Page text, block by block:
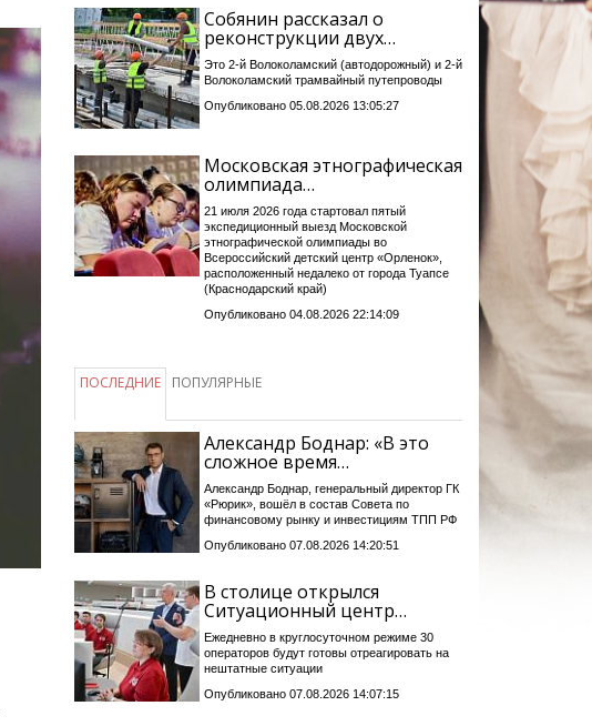
Собянин рассказал о
реконструкции двух…
Это 2-й Волоколамский (автодорожный) и 2-й
Волоколамский трамвайный путепроводы
Опубликовано 05.08.2026 13:05:27
Московская этнографическая
олимпиада…
21 июля 2026 года стартовал пятый
экспедиционный выезд Московской
этнографической олимпиады во
Всероссийский детский центр «Орленок»,
расположенный недалеко от города Туапсе
(Краснодарский край)
Опубликовано 04.08.2026 22:14:09
ПОСЛЕДНИЕ ПОПУЛЯРНЫЕ
Александр Боднар: «В это
сложное время…
Александр Боднар, генеральный директор ГК
«Рюрик», вошёл в состав Совета по
финансовому рынку и инвестициям ТПП РФ
Опубликовано 07.08.2026 14:20:51
В столице открылся
Ситуационный центр…
Ежедневно в круглосуточном режиме 30
операторов будут готовы отреагировать на
нештатные ситуации
Опубликовано 07.08.2026 14:07:15